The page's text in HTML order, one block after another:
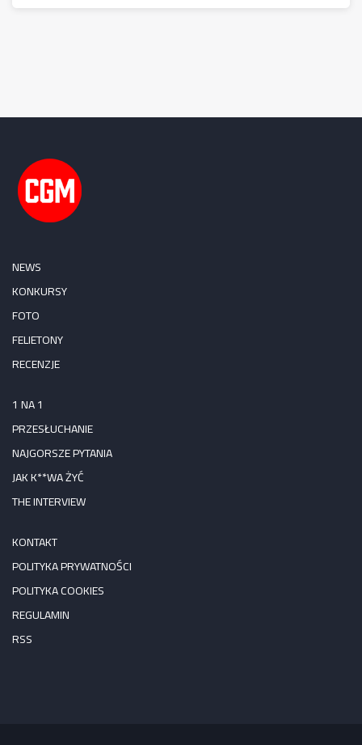
NEWS
KONKURSY
FOTO
FELIETONY
RECENZJE
1 NA 1
PRZESŁUCHANIE
NAJGORSZE PYTANIA
JAK K**WA ŻYĆ
THE INTERVIEW
KONTAKT
POLITYKA PRYWATNOŚCI
POLITYKA COOKIES
REGULAMIN
RSS